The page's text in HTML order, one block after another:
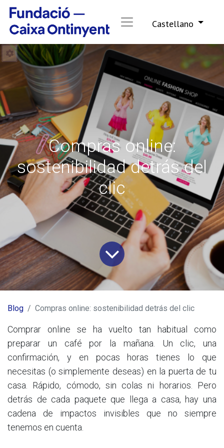
Castellano
Compras online:
sostenibilidad detrás del
clic
Blog Compras online: sostenibilidad detrás del clic
Comprar online se ha vuelto tan habitual como
preparar un café por la mañana. Un clic, una
confirmación, y en pocas horas tienes lo que
necesitas (o simplemente deseas) en la puerta de tu
casa. Rápido, cómodo, sin colas ni horarios. Pero
detrás de cada paquete que llega a casa, hay una
cadena de impactos invisibles que no siempre
tenemos en cuenta.